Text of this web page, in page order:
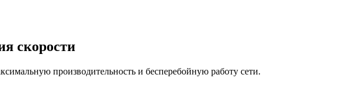
скорости
производительность и бесперебойную работу сети.